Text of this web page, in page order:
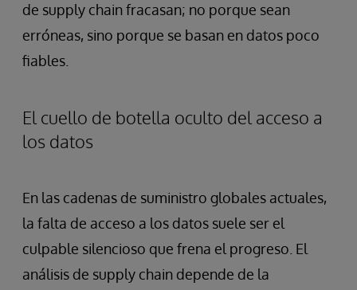
de supply chain fracasan; no porque sean
erróneas, sino porque se basan en datos poco
fiables.
El cuello de botella oculto del acceso a
los datos
En las cadenas de suministro globales actuales,
la falta de acceso a los datos suele ser el
culpable silencioso que frena el progreso. El
análisis de supply chain depende de la